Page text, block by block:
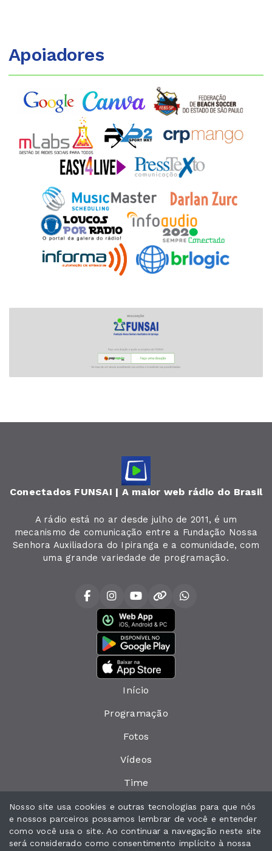
Apoiadores
Conectados FUNSAI | A maior web rádio do Brasil
A rádio está no ar desde julho de 2011, é um
mecanismo de comunicação entre a Fundação Nossa
Senhora Auxiliadora do Ipiranga e a comunidade, com
uma grande variedade de programação.
Início
Programação
Fotos
Vídeos
Time
Política de privacidade
Interno
Nosso site usa cookies e outras tecnologias para que nós
e nossos parceiros possamos lembrar de você e entender
como você usa o site. Ao continuar a navegação neste site
será considerado como consentimento implícito à nossa